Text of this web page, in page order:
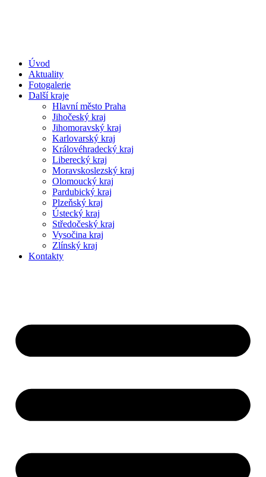
Úvod
Aktuality
Fotogalerie
Další kraje
Hlavní město Praha
Jihočeský kraj
Jihomoravský kraj
Karlovarský kraj
Královéhradecký kraj
Liberecký kraj
Moravskoslezský kraj
Olomoucký kraj
Pardubický kraj
Plzeňský kraj
Ústecký kraj
Středočeský kraj
Vysočina kraj
Zlínský kraj
Kontakty